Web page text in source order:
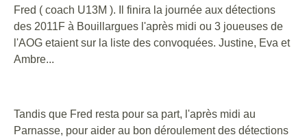
Fred ( coach U13M ). Il finira la journée aux détections
des 2011F à Bouillargues l'après midi ou 3 joueuses de
l'AOG etaient sur la liste des convoquées. Justine, Eva et
Ambre...
Tandis que Fred resta pour sa part, l'après midi au
Parnasse, pour aider au bon déroulement des détections